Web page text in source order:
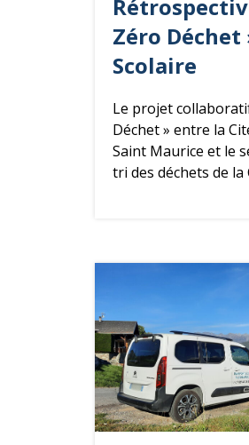
é
g
o
r
e
Zéro Déchet
Scolaire
Le projet
Déchet » entre la
Saint Maurice et le
tri des déchets de la